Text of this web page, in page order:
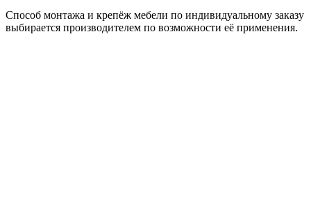
Способ монтажа и крепёж мебели по индивидуальному заказу
выбирается производителем по возможности её применения.